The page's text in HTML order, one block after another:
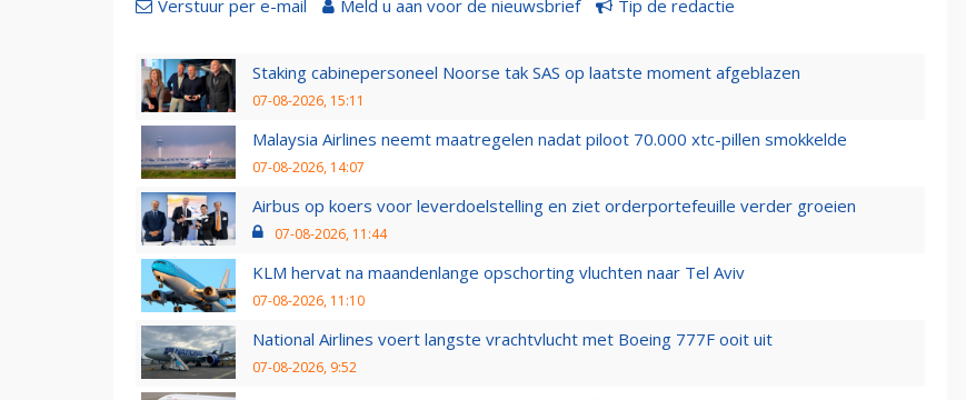
Verstuur per e-mail Meld u aan voor de nieuwsbrief Tip de redactie
Staking cabinepersoneel Noorse tak SAS op laatste moment afgeblazen
07-08-2026, 15:11
Malaysia Airlines neemt maatregelen nadat piloot 70.000 xtc-pillen smokkelde
07-08-2026, 14:07
Airbus op koers voor leverdoelstelling en ziet orderportefeuille verder groeien
07-08-2026, 11:44
KLM hervat na maandenlange opschorting vluchten naar Tel Aviv
07-08-2026, 11:10
National Airlines voert langste vrachtvlucht met Boeing 777F ooit uit
07-08-2026, 9:52